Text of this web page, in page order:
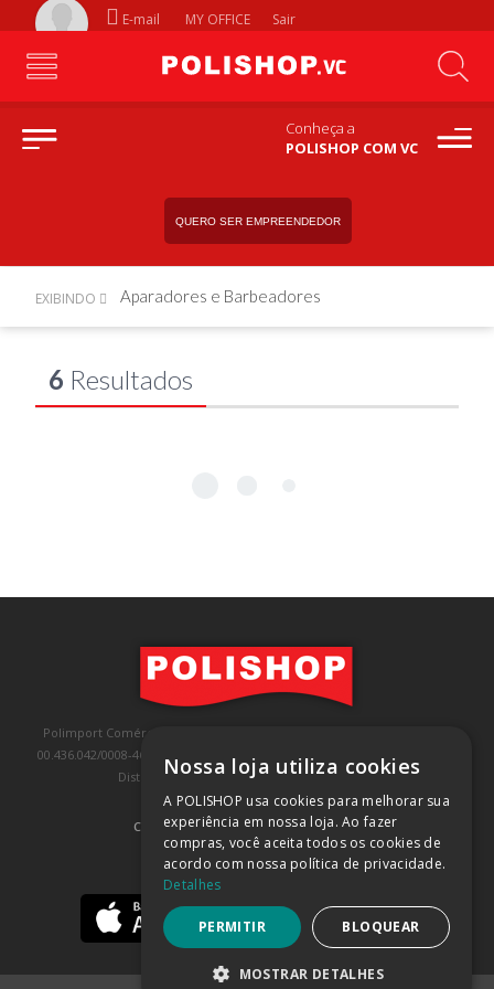
E-mail MY OFFICE Sair
Conheça a
POLISHOP COM VC
QUERO SER EMPREENDEDOR
EXIBINDO Aparadores e Barbeadores
6 Resultados
Polimport Comércio e Exportação LTDA, inscrita no CNPJ/MF sob o nº
00.436.042/0008-46, IE 407.458.707.103, com sede na Rua Kanebo, nº 175,
Distrito Industrial, Jundiaí/SP, CEP: 13213-090
COMPRA 100% SEGURA (SAIBA MAIS)
BAIXE NOSSO APP
Nossa loja utiliza cookies
A POLISHOP usa cookies para melhorar sua
experiência em nossa loja. Ao fazer
compras, você aceita todos os cookies de
acordo com nossa política de privacidade.
Detalhes
PERMITIR BLOQUEAR
MOSTRAR DETALHES